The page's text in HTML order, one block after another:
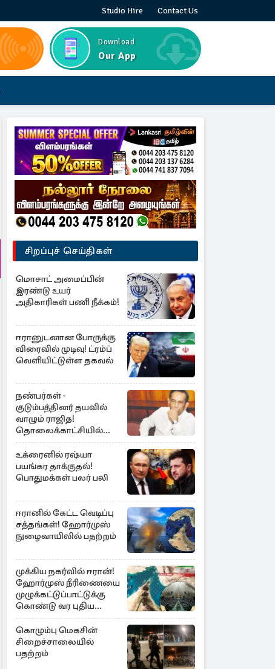
Studio Hire Contact Us
Download
Our App
சிறப்புச் செய்திகள்
மொசாட் அமைப்பின்
இரண்டு உயர்
அதிகாரிகள் பணி நீக்கம்!
ஈரானுடனான போருக்கு
விரைவில் முடிவு! ட்ரம்ப்
வெளியிட்டுள்ள தகவல்
நண்பர்கள் -
குடும்பத்தினர் தயவில்
வாழும் ராஜித!
தொலைக்காட்சியில்
குமுறல்
உக்ரைனில் ரஷ்யா
பயங்கர தாக்குதல்!
பொதுமக்கள் பலர் பலி
ஈரானில் கேட்ட வெடிப்பு
சத்தங்கள்! ஹோர்முஸ்
நுழைவாயிலில் பதற்றம்
முக்கிய நகர்வில் ஈரான்!
ஹோர்முஸ் நீரிணையை
முழுக்கட்டுப்பாட்டுக்கு
கொண்டு வர புதிய
சட்டமூலம்
கொழும்பு மெகசின்
சிறைச்சாலையில்
பதற்றம்